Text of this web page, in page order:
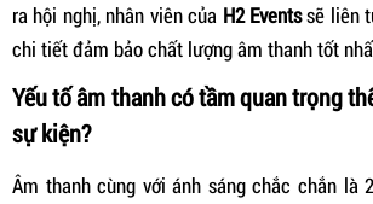
ra hội nghị, nhân viên của H2 Eventssẽ liên
chi tiết đảm bảo chất lượng âm thanh tốt
Yếu tố âm thanh có tầm quan trọng
sự kiện?
Âm thanh cùng với ánh sáng chắc chắn là